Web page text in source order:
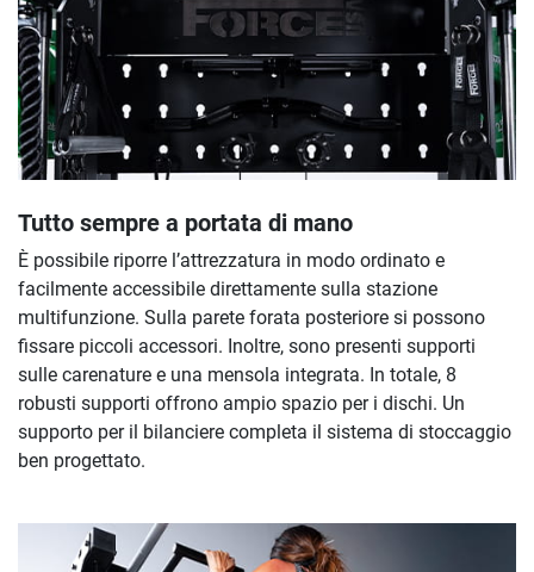
Tutto sempre a portata di mano
È possibile riporre l’attrezzatura in modo ordinato e
facilmente accessibile direttamente sulla stazione
multifunzione. Sulla parete forata posteriore si possono
fissare piccoli accessori. Inoltre, sono presenti supporti
sulle carenature e una mensola integrata. In totale, 8
robusti supporti offrono ampio spazio per i dischi. Un
supporto per il bilanciere completa il sistema di stoccaggio
ben progettato.